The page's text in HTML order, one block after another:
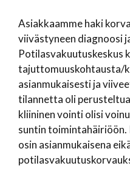
Asiakkaamme haki
viivästyneen diagnoosi
Potilasvakuutuskeskus
tajuttomuuskohtausta/
asianmukaisesti ja
tilannetta oli
kliininen vointi olisi
suntin
osin asianmukaisena